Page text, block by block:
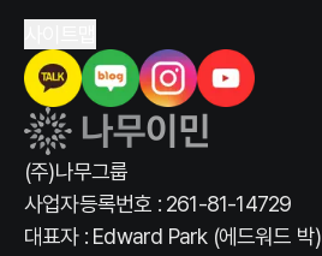
(주)나무그룹
사업자등록번호 : 261-81-14729
대표자 : Edward Park (에드워드 박)